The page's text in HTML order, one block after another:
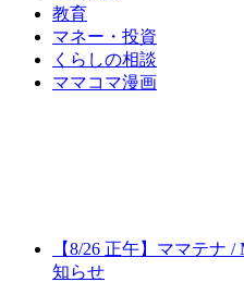
教育
マネー・投資
くらしの相談
ママコマ漫画
【8/26 正午】ママテナ
知らせ